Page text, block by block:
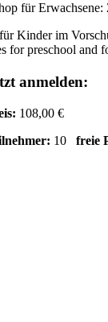
für
Kinder im
for preschool and
anmelden:
108,00 €
10freie